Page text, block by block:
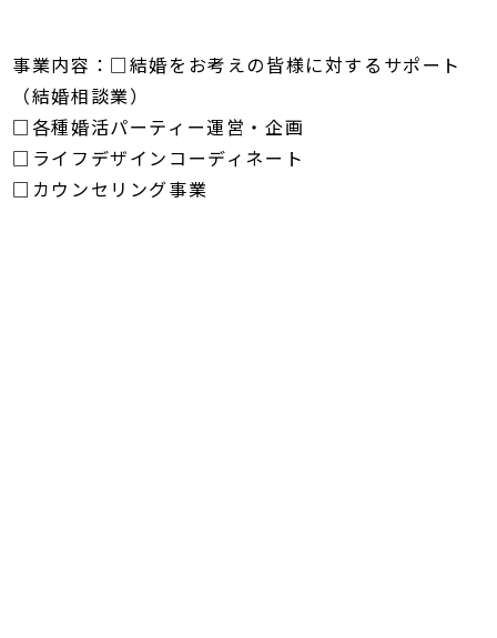
事業内容：□結婚をお考えの皆様に対するサポート
（結婚相談業）
□各種婚活パーティー運営・企画
□ライフデザインコーディネート
□カウンセリング事業